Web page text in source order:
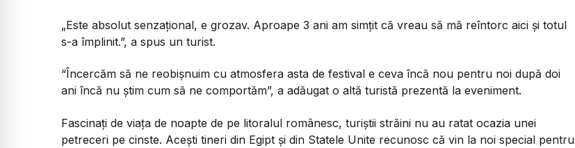
„Este absolut senzațional, e grozav. Aproape 3 ani am simțit că vreau să mă reîntorc aici și totul
s-a împlinit.”, a spus un turist.
“Încercăm să ne reobișnuim cu atmosfera asta de festival e ceva încă nou pentru noi după doi
ani încă nu știm cum să ne comportăm”, a adăugat o altă turistă prezentă la eveniment.
Fascinați de viața de noapte de pe litoralul românesc, turiștii străini nu au ratat ocazia unei
petreceri pe cinste. Acești tineri din Egipt și din Statele Unite recunosc că vin la noi special pentru